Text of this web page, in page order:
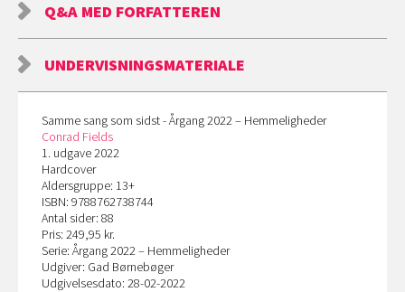
Q&A MED FORFATTEREN
UNDERVISNINGSMATERIALE
Samme sang som sidst - Årgang 2022 – Hemmeligheder
Conrad Fields
1. udgave 2022
Hardcover
Aldersgruppe: 13+
ISBN: 9788762738744
Antal sider: 88
Pris: 249,95 kr.
Serie: Årgang 2022 – Hemmeligheder
Udgiver: Gad Børnebøger
Udgivelsesdato: 28-02-2022